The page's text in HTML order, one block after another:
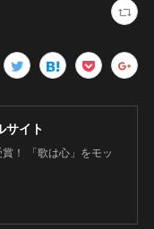
イト
！ 「歌は心」をモッ